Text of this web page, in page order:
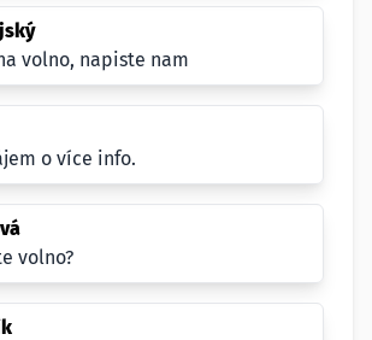
volno, napiste nam
o více info.
volno?